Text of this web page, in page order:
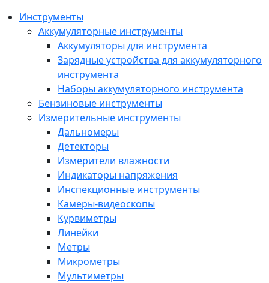
Инструменты
Аккумуляторные инструменты
Аккумуляторы для инструмента
Зарядные устройства для аккумуляторного
инструмента
Наборы аккумуляторного инструмента
Бензиновые инструменты
Измерительные инструменты
Дальномеры
Детекторы
Измерители влажности
Индикаторы напряжения
Инспекционные инструменты
Камеры-видеоскопы
Курвиметры
Линейки
Метры
Микрометры
Мультиметры